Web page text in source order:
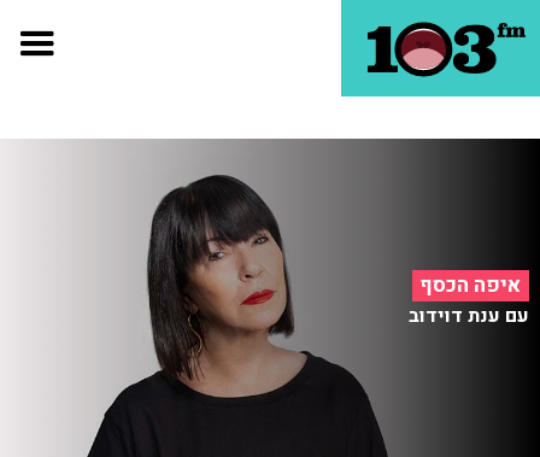
איפה הכסף
עם ענת דוידוב